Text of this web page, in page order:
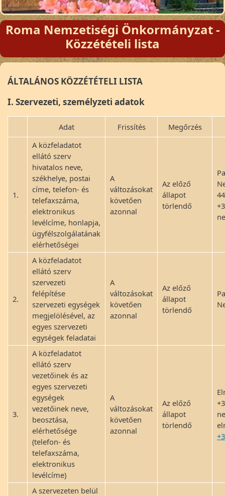
Roma Nemzetiségi Önkormányzat -
Közzétételi lista
ÁLTALÁNOS KÖZZÉTÉTELI LISTA
I. Szervezeti, személyzeti adatok
Adat Frissítés Megőrzés
1.
A közfeladatot
ellátó szerv
hivatalos neve,
székhelye, postai
címe, telefon- és
telefaxszáma,
elektronikus
levélcíme, honlapja,
ügyfélszolgálatának
elérhetőségei
A
változásokat
követően
azonnal
Az előző
állapot
törlendő
2.
A közfeladatot
ellátó szerv
szervezeti
felépítése
szervezeti egységek
megjelölésével, az
egyes szervezeti
egységek feladatai
A
változásokat
követően
azonnal
Az előző
állapot
törlendő
3.
A közfeladatot
ellátó szerv
vezetőinek és az
egyes szervezeti
egységek
vezetőinek neve,
beosztása,
elérhetősége
(telefon- és
telefaxszáma,
elektronikus
levélcíme)
A
változásokat
követően
azonnal
Az előző
állapot
törlendő
A szervezeten belül